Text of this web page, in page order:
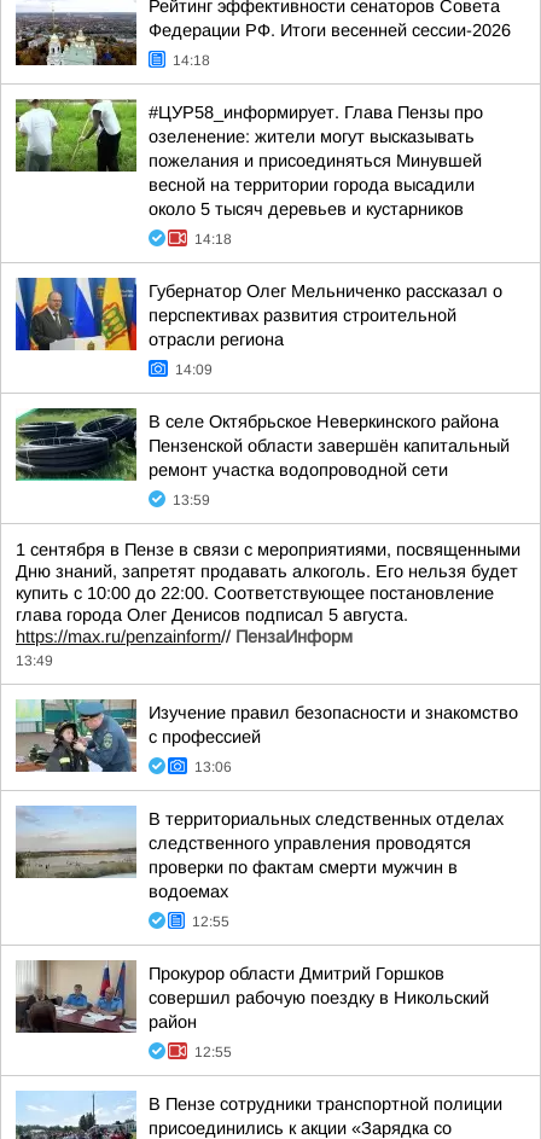
Рейтинг эффективности сенаторов Совета
Федерации РФ. Итоги весенней сессии-2026
14:18
#ЦУР58_информирует. Глава Пензы про
озеленение: жители могут высказывать
пожелания и присоединяться Минувшей
весной на территории города высадили
около 5 тысяч деревьев и кустарников
14:18
Губернатор Олег Мельниченко рассказал о
перспективах развития строительной
отрасли региона
14:09
В селе Октябрьское Неверкинского района
Пензенской области завершён капитальный
ремонт участка водопроводной сети
13:59
1 сентября в Пензе в связи с мероприятиями, посвященными
Дню знаний, запретят продавать алкоголь. Его нельзя будет
купить с 10:00 до 22:00. Соответствующее постановление
глава города Олег Денисов подписал 5 августа.
https://max.ru/penzainform// ПензаИнформ
13:49
Изучение правил безопасности и знакомство
с профессией
13:06
В территориальных следственных отделах
следственного управления проводятся
проверки по фактам смерти мужчин в
водоемах
12:55
Прокурор области Дмитрий Горшков
совершил рабочую поездку в Никольский
район
12:55
В Пензе сотрудники транспортной полиции
присоединились к акции «Зарядка со